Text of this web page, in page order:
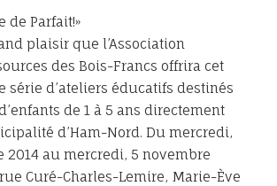
de Parfait!»
plaisir que l’Association
des Bois-Francs offrira cet
série d’ateliers éducatifs destinés
de 1 à 5 ans directement
d’Ham-Nord. Du mercredi,
2014 au mercredi, 5 novembre
Curé-Charles-Lemire, Marie-Ève